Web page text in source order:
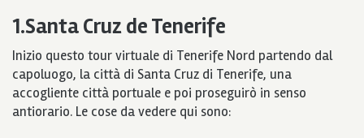
1.Santa Cruz de Tenerife
Inizio questo tour virtuale di Tenerife Nord partendo dal
capoluogo, la città di Santa Cruz di Tenerife, una
accogliente città portuale e poi proseguirò in senso
antiorario. Le cose da vedere qui sono: